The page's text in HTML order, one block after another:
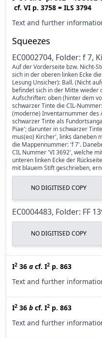
cf. VI p. 3758 = ILS 3794
Text and further
Squeezes
EC0002704, Folder: f 7,
Auf der Vorderseite bzw. Nicht-
sich in der oberen linken Ecke
Lesung Unsicher): Ball. (Nicht
befindet sich in der Mitte wieder
Aufschriften: oben (hinter dem
schwarzer Tinte die CIL-
(moderne) Inventarnummer des
schwarzer Tinte als
Piae'; darunter in schwarzer
mus(eo) Kircher', links daneben
die Mappennummer: 'f 7'.
CIL Nummer 'VI 3692', welche
unteren linken Ecke der
mit blauem Stift geschrieben,
NO DIGITISED COPY
EC0004483, Folder: FF
NO DIGITISED COPY
I2 36 a cf. I2 p. 863
Text and further
I2 36 b cf. I2 p. 863
Text and further